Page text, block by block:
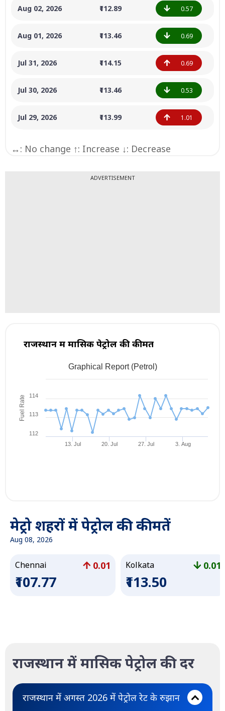
Aug 02, 2026 ₹112.89 0.57
Aug 01, 2026 ₹113.46 0.69
Jul 31, 2026 ₹114.15 0.69
Jul 30, 2026 ₹113.46 0.53
Jul 29, 2026 ₹113.99 1.01
↔: No change ↑: Increase ↓: Decrease
ADVERTISEMENT
राजस्थान में मासिक पेट्रोल की कीमत
Fuel Rate
Graphical Report (Petrol)
13. Jul 20. Jul 27. Jul 3. Aug
112
113
114
Jul 7, 2026
मेट्रो शहरों में पेट्रोल की कीमतें
Aug 08, 2026
Chennai 0.01
₹107.77
Kolkata 0.01
₹113.50
राजस्थान में मासिक पेट्रोल की दर
राजस्थान में अगस्त 2026 में पेट्रोल रेट के रुझान